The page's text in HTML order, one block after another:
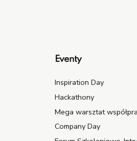
Eventy
Inspiration Day
Hackathony
Mega warsztat
Company Day